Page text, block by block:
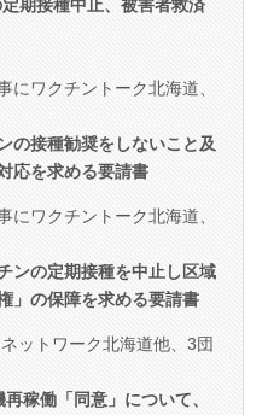
定期接種中止、被害者救済
にワクチントーク北海道、
の接種勧奨をしないこと及
応を求める要請書
ワクチントーク北海道、
ンの定期接種を中止し区域
」の保障を求める要請書
ットワーク北海道他、3団
稼働「同意」について、